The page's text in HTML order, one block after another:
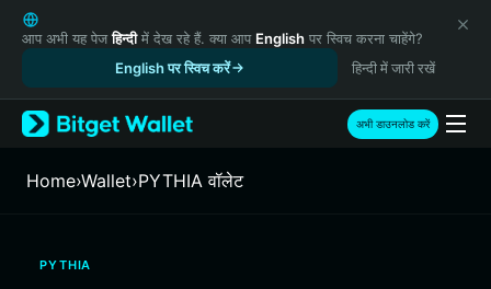
English
日本語
Русский
Español (Latinoamérica)
Türkçe
Italiano
繁體中文
आप अभी यह पेजहिन्दीमें देख रहे हैं. क्या आप English पर स्विच करना चाहेंगे?
English पर स्विच करें
हिन्दी में जारी रखें
अभी डाउनलोड करें
Home›Wallet›PYTHIA वॉलेट
PYTHIA